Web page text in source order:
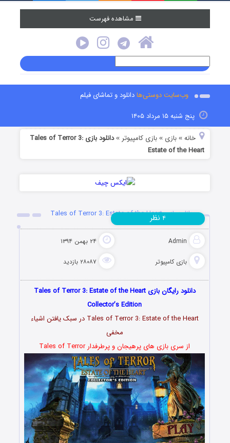
مشاهده فهرست
وب‌سایت دوستی‌هادانلود و تماشای فیلم
پنج شنبه ۱۵ مرداد ۱۴۰۵
خانه »بازی »بازی کامپیوتر »
دانلود بازی Tales of Terror 3:
Estate of the Heart
دانلود بازی Tales of Terror 3: Estate of the Heart
Admin ۲۴ بهمن ۱۳۹۴
بازی کامپیوتر ۲۸۰۸۷ بازدید
۴ نظر
دانلود رایگان بازی Tales of Terror 3: Estate of the Heart
Collector’s Edition
Tales of Terror 3: Estate of the Heart در سبک یافتن اشیاء
مخفی
از سری بازی های پرهیجان و پرطرفدار Tales of Terror